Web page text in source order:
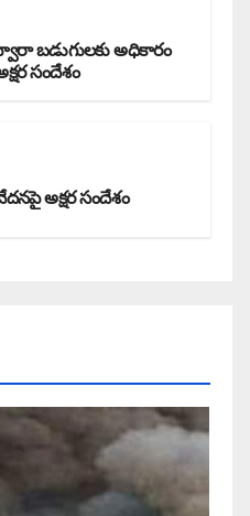
బడుగులకు అధికారం
సందేశం
అక్షర సందేశం